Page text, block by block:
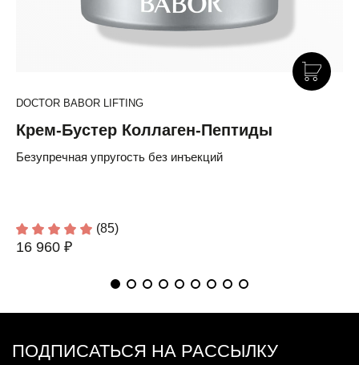
DOCTOR BABOR LIFTING
Крем-Бустер Коллаген-Пептиды
Безупречная упругость без инъекций
(85)
16 960 ₽
ПОДПИСАТЬСЯ НА РАССЫЛКУ